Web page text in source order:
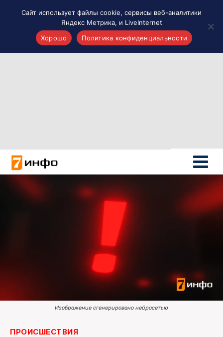
Новости России
Политика
Новости мира
Все материалы 7инфо
ПОИСК ПО САЙТУ
Изображение сгенерировано нейросетью
ПРОИСШЕСТВИЯ
Сайт использует файлы cookie, сервисы веб-аналитики
Яндекс Метрика, и LiveInternet
Хорошо
Политика конфиденциальности